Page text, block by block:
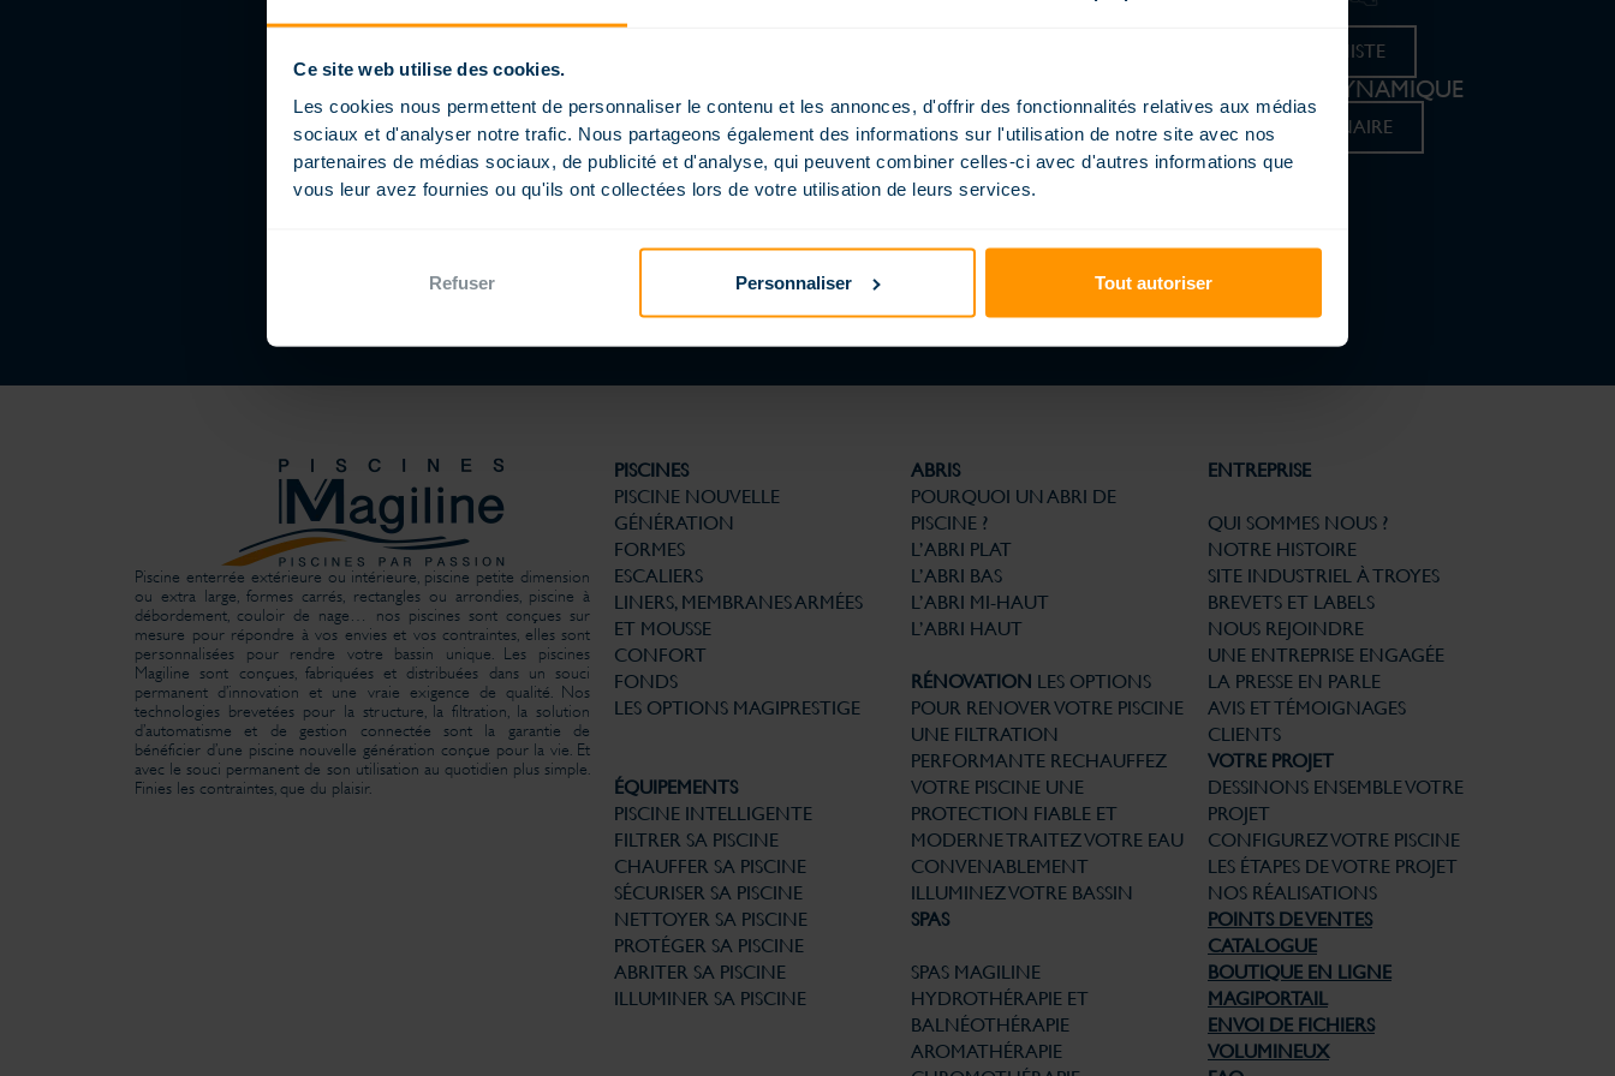
Ce site web utilise des cookies.
Les cookies nous permettent de personnaliser le contenu et les annonces, d'offrir des fonctionnalités relatives aux médias
sociaux et d'analyser notre trafic. Nous partageons également des informations sur l'utilisation de notre site avec nos
partenaires de médias sociaux, de publicité et d'analyse, qui peuvent combiner celles-ci avec d'autres informations que
vous leur avez fournies ou qu'ils ont collectées lors de votre utilisation de leurs services.
Refuser Personnaliser Tout autoriser
PISCINE AU JARDIN : L’ART DE NE PAS S’ARRÊTER AU
BORD DE L’EAU
12 JUIN 2026
DÉCOUVRIR LE BLOG
TROUVER VOTRE PISCINISTE
REJOIGNEZ UN RÉSEAU DYNAMIQUE
DEVENIR CONCESSIONNAIRE
Piscine enterrée extérieure ou intérieure, piscine petite dimension
ou extra large, formes carrés, rectangles ou arrondies, piscine à
débordement, couloir de nage… nos piscines sont conçues sur
mesure pour répondre à vos envies et vos contraintes, elles sont
personnalisées pour rendre votre bassin unique. Les piscines
Magiline sont conçues, fabriquées et distribuées dans un souci
permanent d’innovation et une vraie exigence de qualité. Nos
technologies brevetées pour la structure, la filtration, la solution
d’automatisme et de gestion connectée sont la garantie de
bénéficier d’une piscine nouvelle génération conçue pour la vie. Et
avec le souci permanent de son utilisation au quotidien plus simple.
Finies les contraintes, que du plaisir.
PISCINES
PISCINE NOUVELLE
GÉNÉRATION
FORMES
ESCALIERS
LINERS, MEMBRANES ARMÉES
ET MOUSSE
CONFORT
FONDS
LES OPTIONS MAGIPRESTIGE
ÉQUIPEMENTS
PISCINE INTELLIGENTE
FILTRER SA PISCINE
CHAUFFER SA PISCINE
SÉCURISER SA PISCINE
NETTOYER SA PISCINE
PROTÉGER SA PISCINE
ABRITER SA PISCINE
ILLUMINER SA PISCINE
ABRIS
POURQUOI UN ABRI DE
PISCINE ?
L’ABRI PLAT
L’ABRI BAS
L’ABRI MI-HAUT
L’ABRI HAUT
RÉNOVATION LES OPTIONS
POUR RENOVER VOTRE PISCINE
UNE FILTRATION
PERFORMANTE RECHAUFFEZ
VOTRE PISCINE UNE
PROTECTION FIABLE ET
MODERNETRAITEZ VOTRE EAU
CONVENABLEMENT
ILLUMINEZ VOTRE BASSIN
SPAS
SPAS MAGILINE
HYDROTHÉRAPIE ET
BALNÉOTHÉRAPIE
AROMATHÉRAPIE
ENTREPRISE
QUI SOMMES NOUS ?
NOTRE HISTOIRE
SITE INDUSTRIEL À TROYES
BREVETS ET LABELS
NOUS REJOINDRE
UNE ENTREPRISE ENGAGÉE
LA PRESSE EN PARLE
AVIS ET TÉMOIGNAGES
CLIENTS
VOTRE PROJET
DESSINONS ENSEMBLE VOTRE
PROJET
CONFIGUREZ VOTRE PISCINE
LES ÉTAPES DE VOTRE PROJET
NOS RÉALISATIONS
POINTS DE VENTES
CATALOGUE
BOUTIQUE EN LIGNE
MAGIPORTAIL
ENVOI DE FICHIERS
VOLUMINEUX